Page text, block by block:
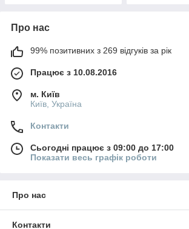
Про нас
99% позитивних з 269 відгуків за рік
Працює з 10.08.2016
м. Київ
Київ, Україна
Контакти
Сьогодні працює з 09:00 до 17:00
Показати весь графік роботи
Про нас
Контакти